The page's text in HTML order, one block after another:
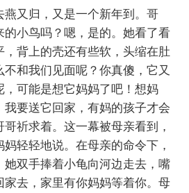
燕又归，又是一个新年到。哥
的小鸟吗？嗯，是的。她看了看
背上的壳还有些软，头缩在肚
和我们见面呢？你真傻，它又
，可能是想它妈妈了吧！想妈
要送它回家，有妈的孩子才会
祈求着。这一幕被母亲看到，
轻轻地说。在母亲的命令下，
她双手捧着小龟向河边走去，嘴
家去，家里有你妈妈等着你。母